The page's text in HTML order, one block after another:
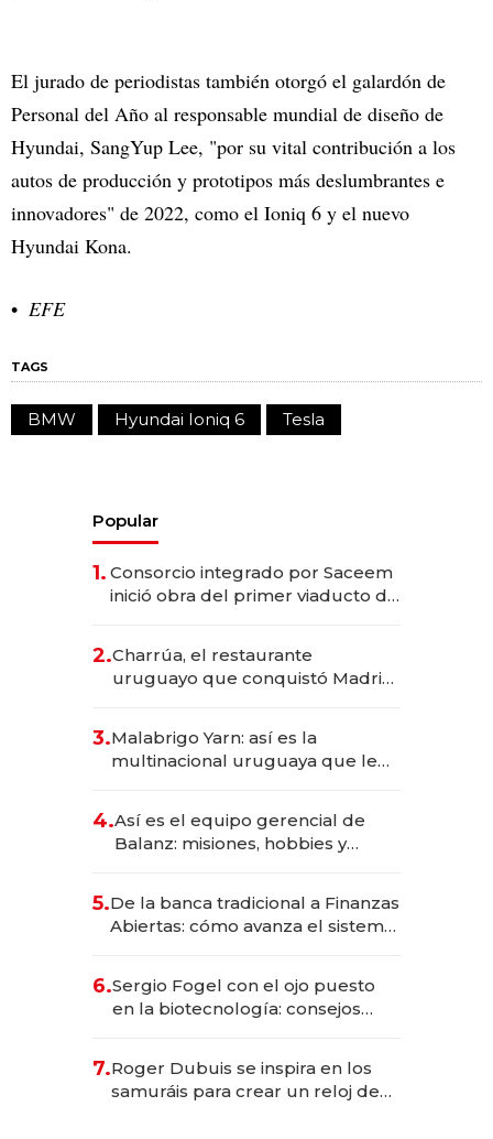
El jurado de periodistas también otorgó el galardón de
Personal del Año al responsable mundial de diseño de
Hyundai, SangYup Lee, "por su vital contribución a los
autos de producción y prototipos más deslumbrantes e
innovadores" de 2022, como el Ioniq 6 y el nuevo
Hyundai Kona.
EFE
TAGS
BMW Hyundai Ioniq 6 Tesla
Popular
1. Consorcio integrado por Saceem
inició obra del primer viaducto de
millones
2.Charrúa, el restaurante
uruguayo que conquistó Madrid:
anticipación y prepara apertura
3.Malabrigo Yarn: así es la
multinacional uruguaya que le
4.Así es el equipo gerencial de
Balanz: misiones, hobbies y
5.De la banca tradicional a Finanzas
Abiertas: cómo avanza el sistema
6.Sergio Fogel con el ojo puesto
en la biotecnología: consejos
rol de la IA
7.Roger Dubuis se inspira en los
samuráis para crear un reloj de